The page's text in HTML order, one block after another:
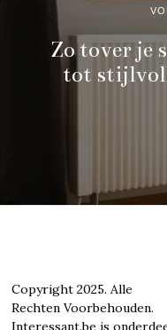
Zo tover je
tot
Copyright 2025. Alle
Rechten Voorbehouden.
Interessant.be is